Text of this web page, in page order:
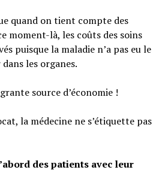
quand on tient compte des
moment-là, les coûts des soins
puisque la maladie n’a pas eu le
les organes.
source d’économie !
la médecine ne s’étiquette pas
des patients avec leur